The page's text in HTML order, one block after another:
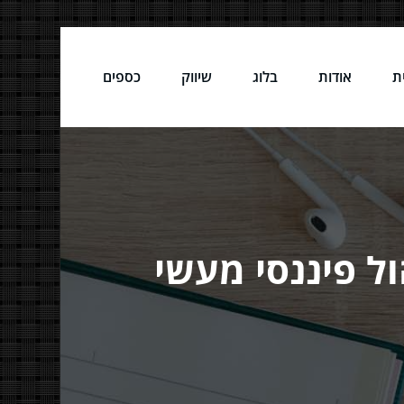
אודות בלוג שיווק כספים
פיננסי מעשי